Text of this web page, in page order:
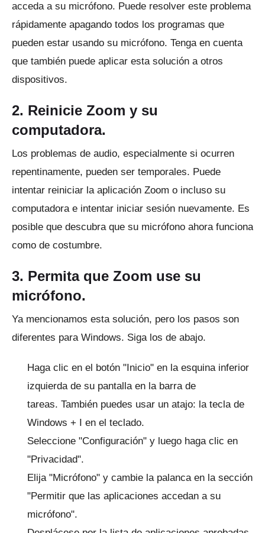
acceda a su micrófono. Puede resolver este problema
rápidamente apagando todos los programas que
pueden estar usando su micrófono. Tenga en cuenta
que también puede aplicar esta solución a otros
dispositivos.
2. Reinicie Zoom y su
computadora.
Los problemas de audio, especialmente si ocurren
repentinamente, pueden ser temporales. Puede
intentar reiniciar la aplicación Zoom o incluso su
computadora e intentar iniciar sesión nuevamente. Es
posible que descubra que su micrófono ahora funciona
como de costumbre.
3. Permita que Zoom use su
micrófono.
Ya mencionamos esta solución, pero los pasos son
diferentes para Windows. Siga los de abajo.
Haga clic en el botón "Inicio" en la esquina inferior
izquierda de su pantalla en la barra de
tareas. También puedes usar un atajo: la tecla de
Windows + I en el teclado.
Seleccione "Configuración" y luego haga clic en
"Privacidad".
Elija "Micrófono" y cambie la palanca en la sección
"Permitir que las aplicaciones accedan a su
micrófono".